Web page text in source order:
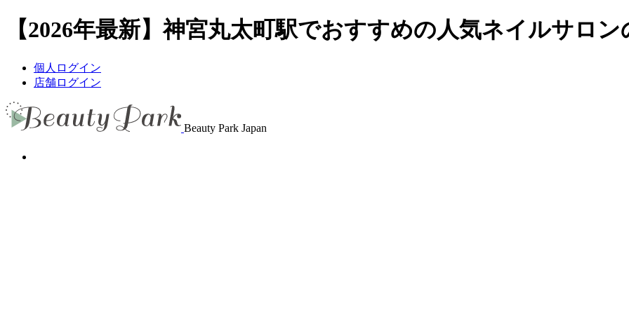
【2026年最新】神宮丸太町駅でおすすめの人気ネイルサロ
個人ログイン
店舗ログイン
Beauty Park Japan